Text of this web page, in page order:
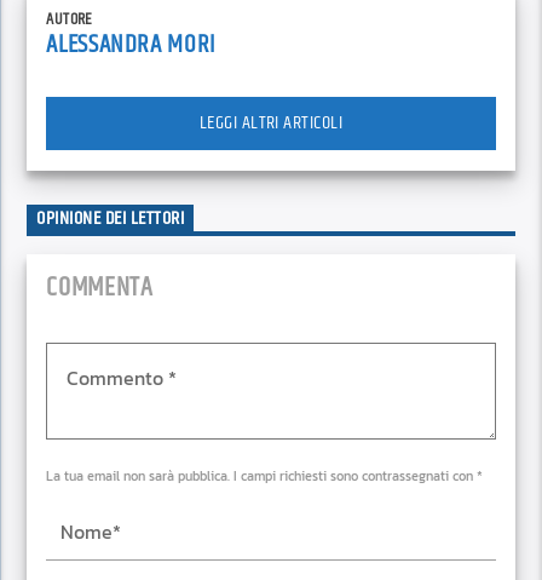
AUTORE
ALESSANDRA MORI
LEGGI ALTRI ARTICOLI
OPINIONE DEI LETTORI
COMMENTA
La tua email non sarà pubblica. I campi richiesti sono contrassegnati con *